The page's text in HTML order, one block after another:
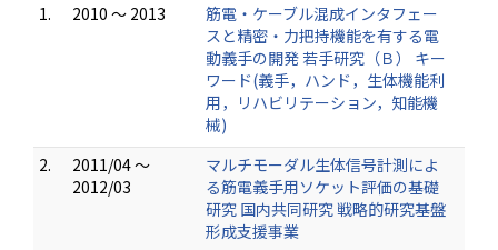
1.
2010 ～ 2013
筋電・ケーブル混成インタフェー
スと精密・力把持機能を有する電
動義手の開発 若手研究（Ｂ） キー
ワード(義手，ハンド，生体機能利
用，リハビリテーション，知能機
械)
2.
2011/04 ～
2012/03
マルチモーダル生体信号計測によ
る筋電義手用ソケット評価の基礎
研究 国内共同研究 戦略的研究基盤
形成支援事業